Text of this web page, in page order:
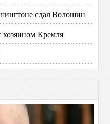
сдал Волошин
хозяином Кремля